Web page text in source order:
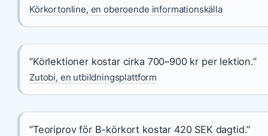
Körkortonline, en oberoende informationskälla
”Körlektioner kostar cirka 700–900 kr per lektion.”
Zutobi, en utbildningsplattform
”Teoriprov för B-körkort kostar 420 SEK dagtid.”